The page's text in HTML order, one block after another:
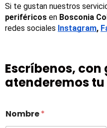
Si te gustan nuestros
periféricos en Bosconia
redes sociales Instagram,
Escríbenos, con
atenderemos
Nombre*